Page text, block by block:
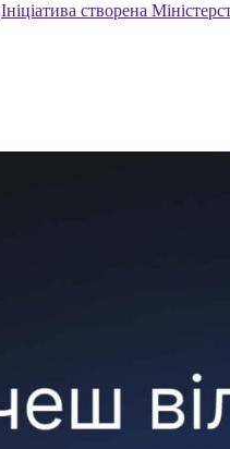
Ініціатива створена